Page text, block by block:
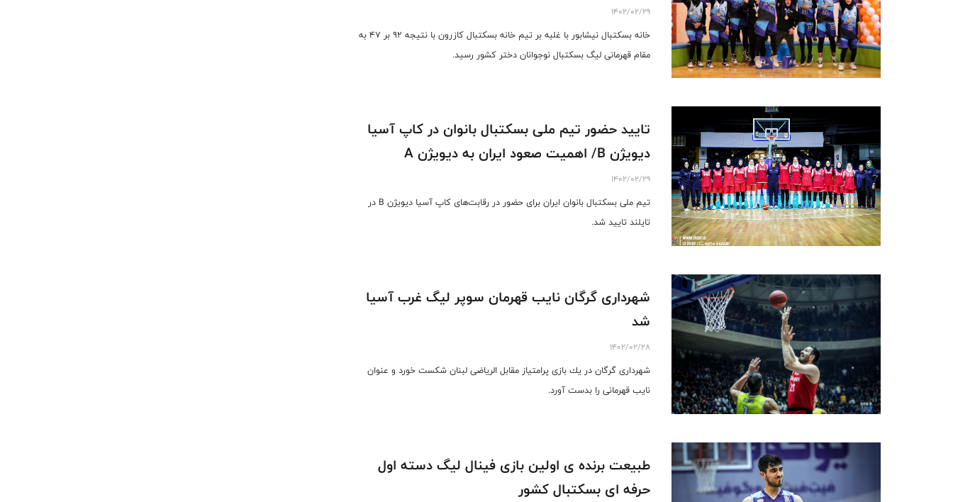
1402/02/29
خانه بسکتبال نیشابور با غلبه بر تیم خانه بسکتبال کازرون با نتیجه ۹۲ بر ۴۷ به
مقام قهرمانی لیگ بسکتبال نوجوانان دختر کشور رسید.
تایید حضور تیم ملی بسکتبال بانوان در کاپ آسیا
دیویژن B/ اهمیت صعود ایران به دیویژن A
1402/02/29
تیم ملی بسکتبال بانوان ایران برای حضور در رقابت‌های کاپ آسیا دیویژن B در
تایلند تایید شد.
شهرداری گرگان نایب قهرمان سوپر لیگ غرب آسیا
شد
1402/02/28
شهردارى گرگان در يك بازى پرامتياز مقابل الرياضى لبنان شكست خورد و عنوان
نایب قهرمانی را بدست آورد.
طبیعت برنده ی اولین بازی فینال لیگ دسته اول
حرفه ای بسکتبال کشور